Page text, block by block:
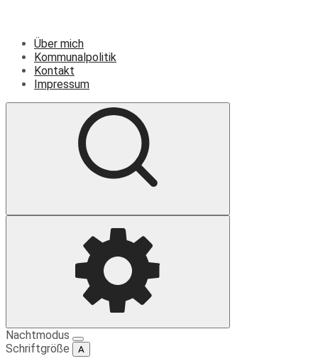
Über mich
Kommunalpolitik
Kontakt
Impressum
Suche
Einstellungen
Nachtmodus
Schriftgröße
A